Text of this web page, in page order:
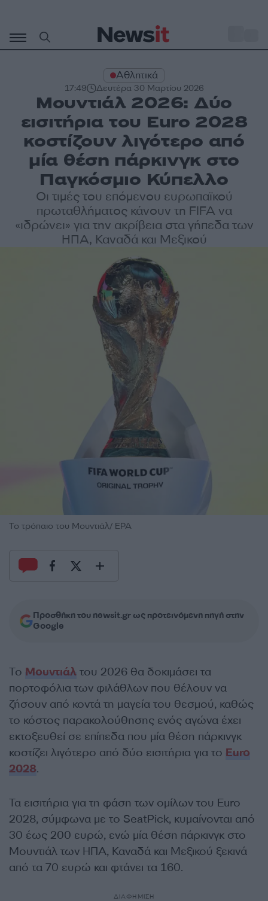
περιεχόμενο
Αθλητικά
17:49 Δευτέρα 30 Μαρτίου 2026
Μουντιάλ 2026: Δύο
εισιτήρια του Euro 2028
κοστίζουν λιγότερο από
μία θέση πάρκινγκ στο
Παγκόσμιο Κύπελλο
Οι τιμές του επόμενου ευρωπαϊκού
πρωταθλήματος κάνουν τη FIFA να
«ιδρώνει» για την ακρίβεια στα γήπεδα των
ΗΠΑ, Καναδά και Μεξικού
Το τρόπαιο του Μουντιάλ/ EPA
Προσθήκη του newsit.gr ως προτεινόμενη πηγή στην
Google
Το Μουντιάλ του 2026 θα δοκιμάσει τα
πορτοφόλια των φιλάθλων που θέλουν να
ζήσουν από κοντά τη μαγεία του θεσμού, καθώς
το κόστος παρακολούθησης ενός αγώνα έχει
εκτοξευθεί σε επίπεδα που μία θέση πάρκινγκ
κοστίζει λιγότερο από δύο εισιτήρια για το Euro
2028.
Τα εισιτήρια για τη φάση των ομίλων του Euro
2028, σύμφωνα με το SeatPick, κυμαίνονται από
30 έως 200 ευρώ, ενώ μία θέση πάρκινγκ στο
Μουντιάλ των ΗΠΑ, Καναδά και Μεξικού ξεκινά
από τα 70 ευρώ και φτάνει τα 160.
ΔΙΑΦΗΜΙΣΗ